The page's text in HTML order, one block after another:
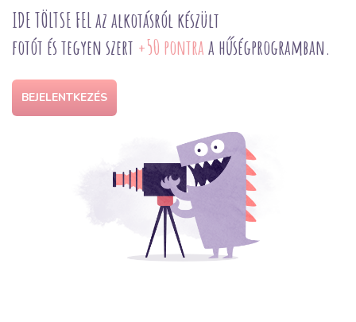
IDE TÖLTSE FEL az alkotásról készült
fotót és tegyen szert +50 pontraa hűségprogramban.
BEJELENTKEZÉS